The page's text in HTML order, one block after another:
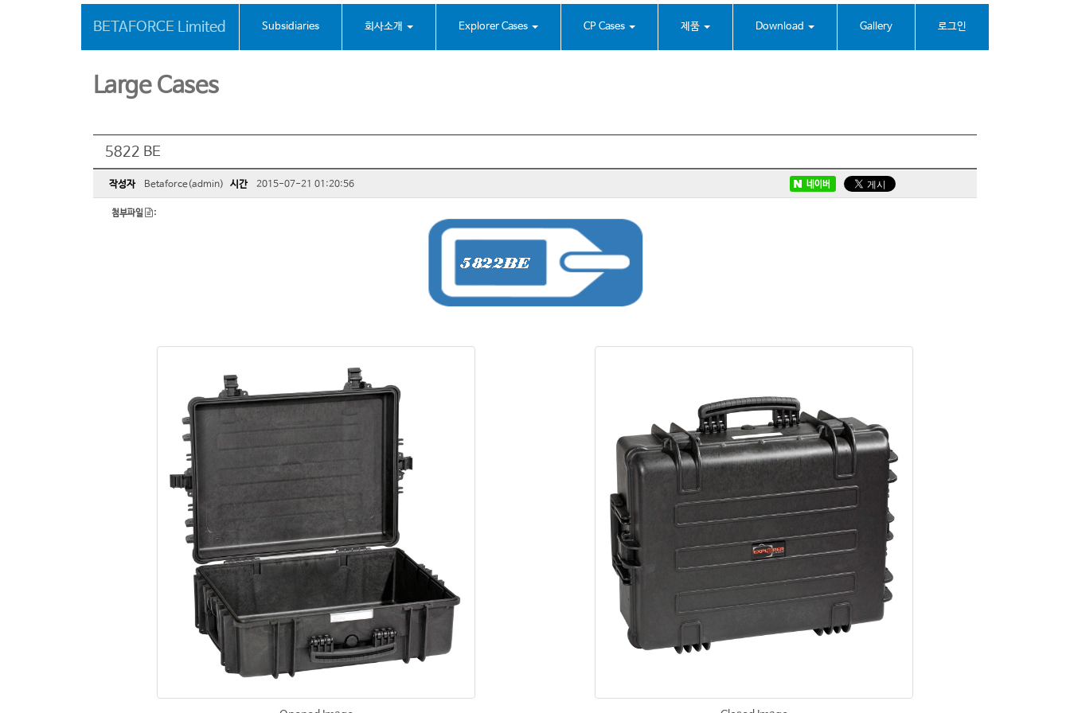
BETAFORCE Limited Subsidiaries 회사소개 Explorer Cases CP Cases 제품 Download Gallery 로그인
Large Cases
5822 BE
작성자 Betaforce(admin) 시간 2015-07-21 01:20:56 네이버
첨부파일 :